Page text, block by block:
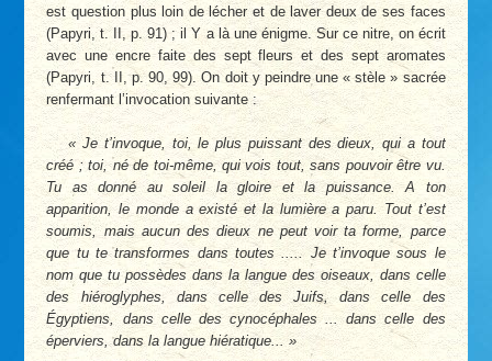
est question plus loin de lécher et de laver deux de ses faces
(Papyri, t. II, p. 91) ; il Y a là une énigme. Sur ce nitre, on écrit
avec une encre faite des sept fleurs et des sept aromates
(Papyri, t. II, p. 90, 99). On doit y peindre une « stèle » sacrée
renfermant l’invocation suivante :
Je t’invoque, toi, le plus puissant des dieux, qui a tout
créé ; toi, né de toi-même, qui vois tout, sans pouvoir être vu.
Tu as donné au soleil la gloire et la puissance. A ton
apparition, le monde a existé et la lumière a paru. Tout t’est
soumis, mais aucun des dieux ne peut voir ta forme, parce
que tu te transformes dans toutes ..... Je t’invoque sous le
nom que tu possèdes dans la langue des oiseaux, dans celle
des hiéroglyphes, dans celle des Juifs, dans celle des
Égyptiens, dans celle des cynocéphales ... dans celle des
éperviers, dans la langue hiératique...